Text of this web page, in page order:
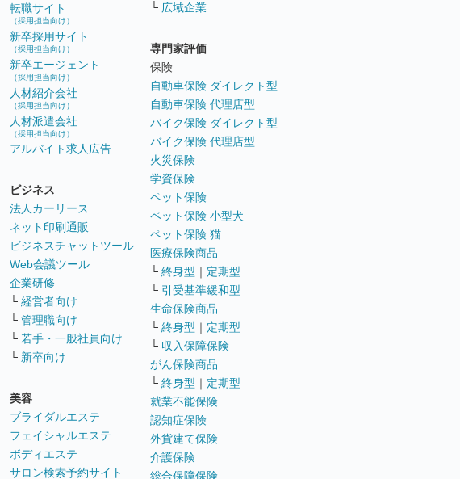
転職サイト
（採用担当向け）
新卒採用サイト
（採用担当向け）
新卒エージェント
（採用担当向け）
人材紹介会社
（採用担当向け）
人材派遣会社
（採用担当向け）
アルバイト求人広告
ビジネス
法人カーリース
ネット印刷通販
ビジネスチャットツール
Web会議ツール
企業研修
└ 経営者向け
└ 管理職向け
└ 若手・一般社員向け
└ 新卒向け
美容
ブライダルエステ
フェイシャルエステ
ボディエステ
サロン検索予約サイト
└ 広域企業
専門家評価
保険
自動車保険 ダイレクト型
自動車保険 代理店型
バイク保険 ダイレクト型
バイク保険 代理店型
火災保険
学資保険
ペット保険
ペット保険 小型犬
ペット保険 猫
医療保険商品
└ 終身型 ｜ 定期型
└ 引受基準緩和型
生命保険商品
└ 終身型 ｜ 定期型
└ 収入保障保険
がん保険商品
└ 終身型 ｜ 定期型
就業不能保険
認知症保険
外貨建て保険
介護保険
総合保障保険